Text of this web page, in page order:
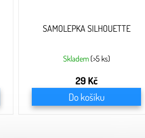
SAMOLEPKA SILHOUETTE
Skladem (>5 ks)
29 Kč
Do košíku